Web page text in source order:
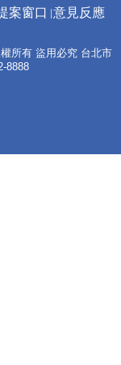
案窗口 意見反應
所有 盜用必究 台北市
8888